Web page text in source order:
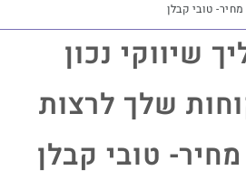
טובי קבלן
שיווקי נכון
שלך לרצות
טובי קבלן